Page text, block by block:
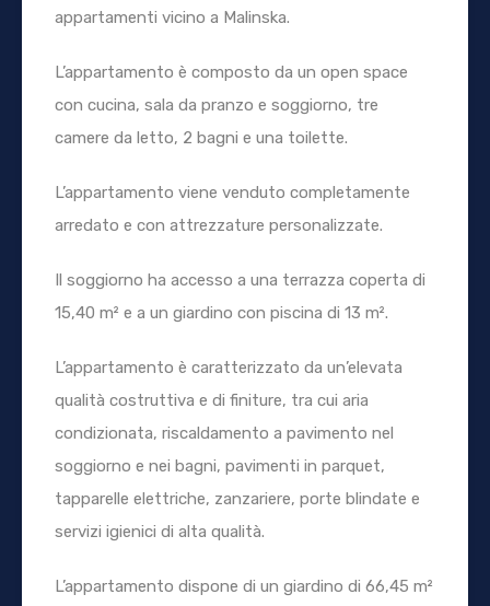
appartamenti vicino a Malinska.
L’appartamento è composto da un open space
con cucina, sala da pranzo e soggiorno, tre
camere da letto, 2 bagni e una toilette.
L’appartamento viene venduto completamente
arredato e con attrezzature personalizzate.
Il soggiorno ha accesso a una terrazza coperta di
15,40 m² e a un giardino con piscina di 13 m².
L’appartamento è caratterizzato da un’elevata
qualità costruttiva e di finiture, tra cui aria
condizionata, riscaldamento a pavimento nel
soggiorno e nei bagni, pavimenti in parquet,
tapparelle elettriche, zanzariere, porte blindate e
servizi igienici di alta qualità.
L’appartamento dispone di un giardino di 66,45 m²